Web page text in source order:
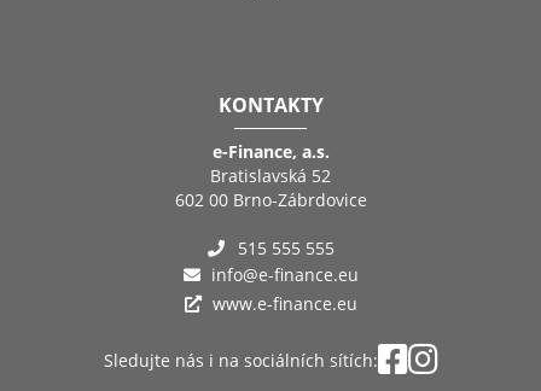
KONTAKTY
e-Finance, a.s.
Bratislavská 52
602 00 Brno-Zábrdovice
515 555 555
info@e-finance.eu
www.e-finance.eu
Sledujte nás i na sociálních sítích: